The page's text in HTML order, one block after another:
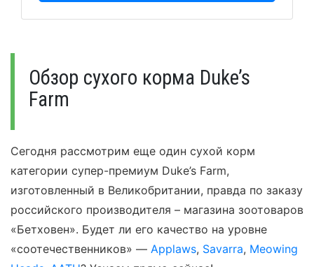
Обзор сухого корма Duke’s
Farm
Сегодня рассмотрим еще один сухой корм
категории супер-премиум Duke’s Farm,
изготовленный в Великобритании, правда по заказу
российского производителя – магазина зоотоваров
«Бетховен». Будет ли его качество на уровне
«соотечественников» — Applaws, Savarra, Meowing